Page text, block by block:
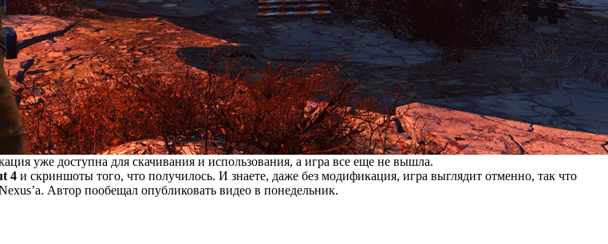
уже доступна для скачивания и использования, а игра все еще не вышла.
4 и скриншоты того, что получилось. И знаете, даже без модификация, игра выглядит отменно, так что
. Автор пообещал опубликовать видео в понедельник.